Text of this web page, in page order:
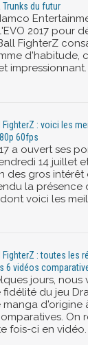
du futur
2017 pour
FighterZ
d'habitude,
impressionnant.
FighterZ : voici les
60fps
a ouvert ses
14 juillet
des gros
la présence
voici les
FighterZ : toutes les
6 vidéos
jours, nous
fidélité du jeu
manga d'origine
On
fois-ci en vidéo.